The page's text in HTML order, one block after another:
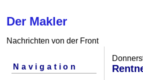
Der Makler
Nachrichten von der Front
Navigation